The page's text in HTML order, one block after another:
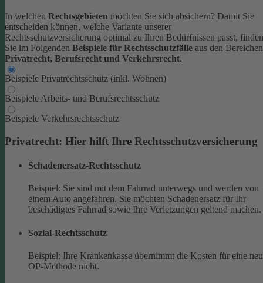
In welchen Rechtsgebieten möchten Sie sich absichern? Damit Sie
entscheiden können, welche Variante unserer
Rechtsschutzversicherung optimal zu Ihren Bedürfnissen passt, finden
Sie im Folgenden Beispiele für Rechtsschutzfälle aus den Bereichen
Privatrecht, Berufsrecht und Verkehrsrecht.
Beispiele Privatrechtsschutz (inkl. Wohnen)
Beispiele Arbeits- und Berufsrechtsschutz
Beispiele Verkehrsrechtsschutz
Privatrecht: Hier hilft Ihre Rechtsschutzversicherung
Schadenersatz-Rechtsschutz
Beispiel: Sie sind mit dem Fahrrad unterwegs und werden von
einem Auto angefahren. Sie möchten Schadenersatz für Ihr
beschädigtes Fahrrad sowie Ihre Verletzungen geltend machen.
Sozial-Rechtsschutz
Beispiel: Ihre Krankenkasse übernimmt die Kosten für eine
OP-Methode nicht.